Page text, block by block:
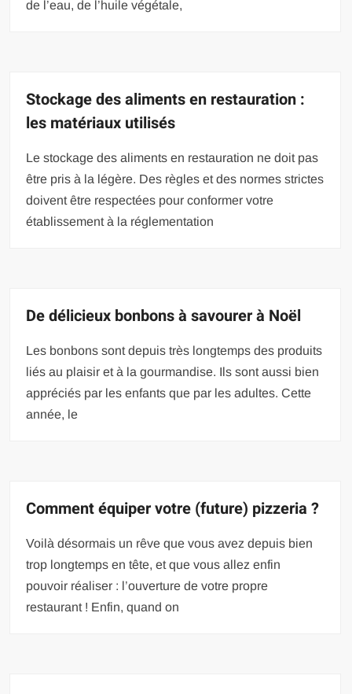
de l’eau, de l’huile végétale,
Stockage des aliments en restauration :
les matériaux utilisés
Le stockage des aliments en restauration ne doit pas
être pris à la légère. Des règles et des normes strictes
doivent être respectées pour conformer votre
établissement à la réglementation
De délicieux bonbons à savourer à Noël
Les bonbons sont depuis très longtemps des produits
liés au plaisir et à la gourmandise. Ils sont aussi bien
appréciés par les enfants que par les adultes. Cette
année, le
Comment équiper votre (future) pizzeria ?
Voilà désormais un rêve que vous avez depuis bien
trop longtemps en tête, et que vous allez enfin
pouvoir réaliser : l’ouverture de votre propre
restaurant ! Enfin, quand on